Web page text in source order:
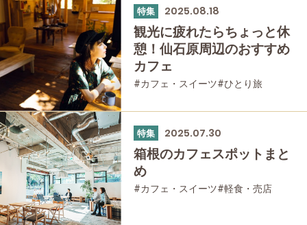
#友人グループで #グルメ
特集 2025.08.18
観光に疲れたらちょっと休
憩！仙⽯原周辺のおすすめ
カフェ
#カフェ・スイーツ#ひとり旅
特集 2025.07.30
箱根のカフェスポットまと
め
#カフェ・スイーツ#軽食・売店